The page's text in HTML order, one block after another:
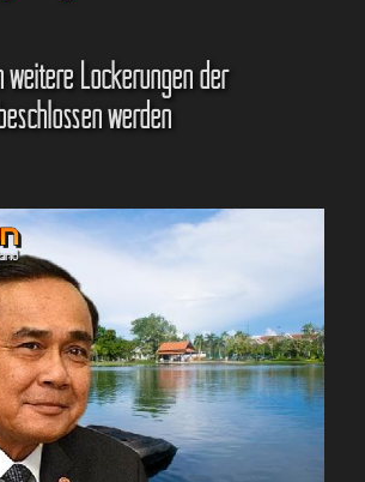
Lockerungen der
werden